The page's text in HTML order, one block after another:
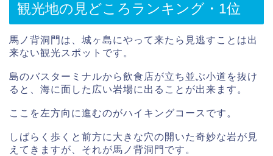
観光地の見どころランキング・1位
馬ノ背洞門は、城ヶ島にやって来たら見逃すことは出
来ない観光スポットです。
島のバスターミナルから飲食店が立ち並ぶ小道を抜け
ると、海に面した広い岩場に出ることが出来ます。
ここを左方向に進むのがハイキングコースです。
しばらく歩くと前方に大きな穴の開いた奇妙な岩が見
えてきますが、それが馬ノ背洞門です。